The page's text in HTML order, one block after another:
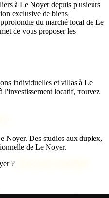
à Le Noyer depuis plusieurs
exclusive de biens
du marché local de Le
de vous proposer les
individuelles et villas à Le
l'investissement locatif, trouvez
Noyer. Des studios aux duplex,
de Le Noyer.
?